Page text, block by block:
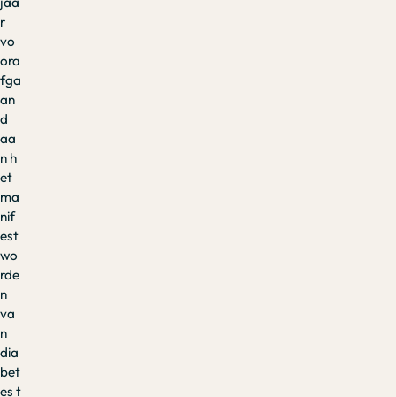
r
vo
ora
fga
an
d
aa
n h
et
ma
nif
est
wo
rde
n
va
n
dia
bet
es t